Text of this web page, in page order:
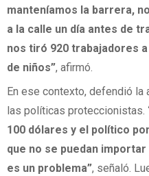
manteníamos la barrera,
a la calle un día antes de
nos tiró 920 trabajadores
de niños”, afirmó.
En ese contexto, defendió
las políticas proteccionistas.
100 dólares y el político
que no se puedan
es un problema”, señaló.